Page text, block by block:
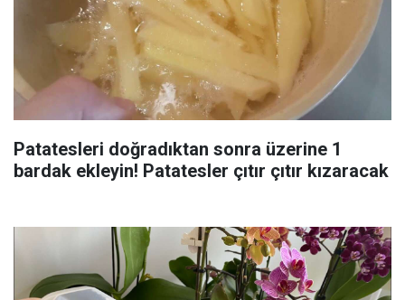
Patatesleri doğradıktan sonra üzerine 1
bardak ekleyin! Patatesler çıtır çıtır kızaracak